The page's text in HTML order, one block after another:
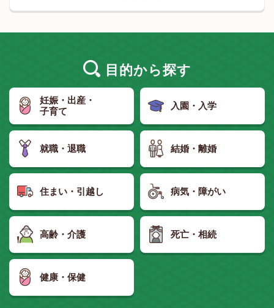
目的から探す
妊娠・出産・
子育て
入園・入学
就職・退職 結婚・離婚
住まい・引越し 病気・障がい
高齢・介護 死亡・相続
健康・保健